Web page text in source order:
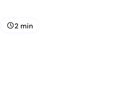
schedule2 min